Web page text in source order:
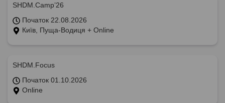
SHDM.Camp’26
Початок 22.08.2026
Київ, Пуща-Водиця + Online
SHDM.Focus
Початок 01.10.2026
Online